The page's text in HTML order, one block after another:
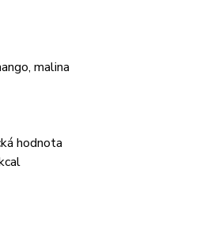
malina
hodnota